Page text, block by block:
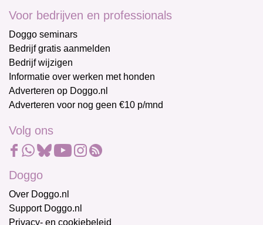
Voor bedrijven en professionals
Doggo seminars
Bedrijf gratis aanmelden
Bedrijf wijzigen
Informatie over werken met honden
Adverteren op Doggo.nl
Adverteren voor nog geen €10 p/mnd
Volg ons
Doggo
Over Doggo.nl
Support Doggo.nl
Privacy- en cookiebeleid